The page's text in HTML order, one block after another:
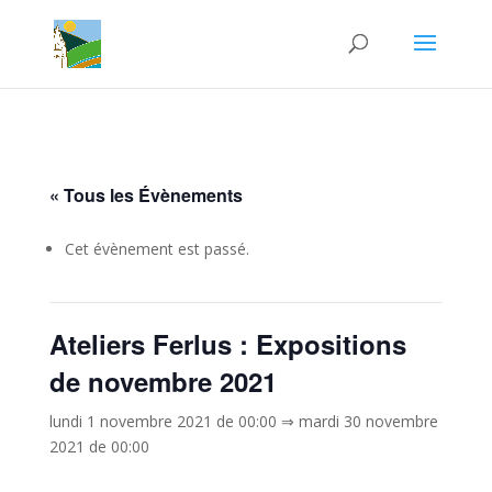
« Tous les Évènements
Cet évènement est passé.
Ateliers Ferlus : Expositions
de novembre 2021
lundi 1 novembre 2021 de 00:00 ⇒ mardi 30 novembre
2021 de 00:00